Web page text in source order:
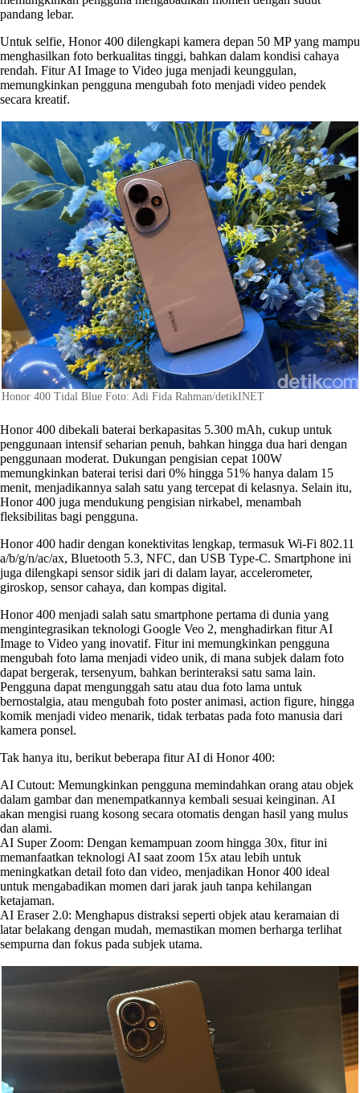
pandang lebar.
Untuk selfie, Honor 400 dilengkapi kamera depan 50 MP yang mampu
menghasilkan foto berkualitas tinggi, bahkan dalam kondisi cahaya
rendah. Fitur AI Image to Video juga menjadi keunggulan,
memungkinkan pengguna mengubah foto menjadi video pendek
secara kreatif.
Honor 400 Tidal Blue Foto: Adi Fida Rahman/detikINET
Honor 400 dibekali baterai berkapasitas 5.300 mAh, cukup untuk
penggunaan intensif seharian penuh, bahkan hingga dua hari dengan
penggunaan moderat. Dukungan pengisian cepat 100W
memungkinkan baterai terisi dari 0% hingga 51% hanya dalam 15
menit, menjadikannya salah satu yang tercepat di kelasnya. Selain itu,
Honor 400 juga mendukung pengisian nirkabel, menambah
fleksibilitas bagi pengguna.
Honor 400 hadir dengan konektivitas lengkap, termasuk Wi-Fi 802.11
a/b/g/n/ac/ax, Bluetooth 5.3, NFC, dan USB Type-C. Smartphone ini
juga dilengkapi sensor sidik jari di dalam layar, accelerometer,
giroskop, sensor cahaya, dan kompas digital.
Honor 400 menjadi salah satu smartphone pertama di dunia yang
mengintegrasikan teknologi Google Veo 2, menghadirkan fitur AI
Image to Video yang inovatif. Fitur ini memungkinkan pengguna
mengubah foto lama menjadi video unik, di mana subjek dalam foto
dapat bergerak, tersenyum, bahkan berinteraksi satu sama lain.
Pengguna dapat mengunggah satu atau dua foto lama untuk
bernostalgia, atau mengubah foto poster animasi, action figure, hingga
komik menjadi video menarik, tidak terbatas pada foto manusia dari
kamera ponsel.
Tak hanya itu, berikut beberapa fitur AI di Honor 400:
AI Cutout: Memungkinkan pengguna memindahkan orang atau objek
dalam gambar dan menempatkannya kembali sesuai keinginan. AI
akan mengisi ruang kosong secara otomatis dengan hasil yang mulus
dan alami.
AI Super Zoom: Dengan kemampuan zoom hingga 30x, fitur ini
memanfaatkan teknologi AI saat zoom 15x atau lebih untuk
meningkatkan detail foto dan video, menjadikan Honor 400 ideal
untuk mengabadikan momen dari jarak jauh tanpa kehilangan
ketajaman.
AI Eraser 2.0: Menghapus distraksi seperti objek atau keramaian di
latar belakang dengan mudah, memastikan momen berharga terlihat
sempurna dan fokus pada subjek utama.